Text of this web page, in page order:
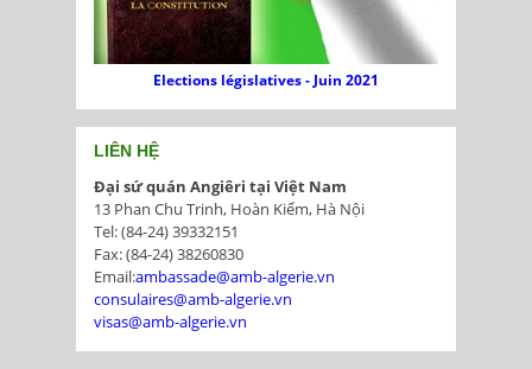
Elections législatives - Juin 2021
LIÊN HỆ
Đại sứ quán Angiêri tại Việt Nam
13 Phan Chu Trinh, Hoàn Kiếm, Hà Nội
Tel: (84-24) 39332151
Fax: (84-24) 38260830
Email:ambassade@amb-algerie.vn
consulaires@amb-algerie.vn
visas@amb-algerie.vn